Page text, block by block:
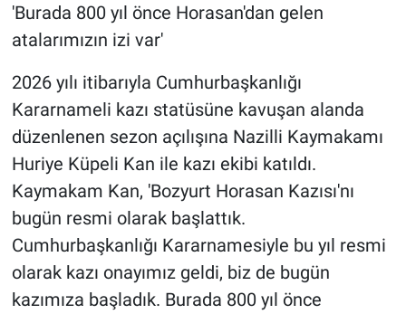
'Burada 800 yıl önce Horasan'dan gelen
atalarımızın izi var'
2026 yılı itibarıyla Cumhurbaşkanlığı
Kararnameli kazı statüsüne kavuşan alanda
düzenlenen sezon açılışına Nazilli Kaymakamı
Huriye Küpeli Kan ile kazı ekibi katıldı.
Kaymakam Kan, 'Bozyurt Horasan Kazısı'nı
bugün resmi olarak başlattık.
Cumhurbaşkanlığı Kararnamesiyle bu yıl resmi
olarak kazı onayımız geldi, biz de bugün
kazımıza başladık. Burada 800 yıl önce